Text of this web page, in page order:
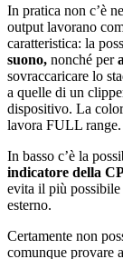
In pratica non c’è
output lavorano
caratteristica: la
suono, nonché per
sovraccaricare lo
a quelle di un
dispositivo. La
lavora FULL range.
In basso c’è la
indicatore della
evita il più
esterno.
Certamente non
comunque provare